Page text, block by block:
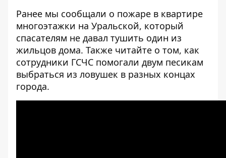
Ранее мы сообщали о пожаре в квартире
многоэтажки на Уральской, который
спасателям не давал тушить один из
жильцов дома. Также читайте о том, как
сотрудники ГСЧС помогали двум песикам
выбраться из ловушек в разных концах
города.